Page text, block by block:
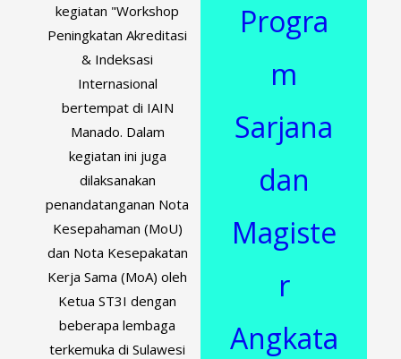
kegiatan "Workshop
Peningkatan Akreditasi
& Indeksasi
Internasional
bertempat di IAIN
Manado. Dalam
kegiatan ini juga
dilaksanakan
penandatanganan Nota
Kesepahaman (MoU)
dan Nota Kesepakatan
Kerja Sama (MoA) oleh
Ketua ST3I dengan
beberapa lembaga
terkemuka di Sulawesi
Progra
m
Sarjana
dan
Magiste
r
Angkata